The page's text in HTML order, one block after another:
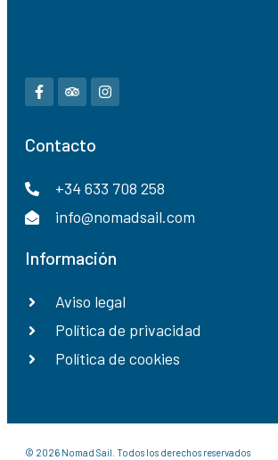
Contacto
+34 633 708 258
info@nomadsail.com
Información
Aviso legal
Política de privacidad
Política de cookies
© 2026 Nomad Sail. Todos los derechos reservados